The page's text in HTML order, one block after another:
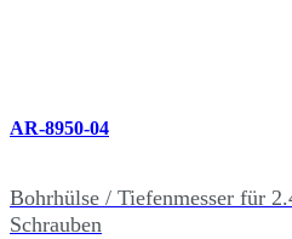
AR-8950-04
Bohrhülse / Tiefenmesser für
Schrauben